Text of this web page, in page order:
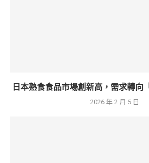
日本熟食食品市場創新高，需求轉向
2026 年 2 月 5 日